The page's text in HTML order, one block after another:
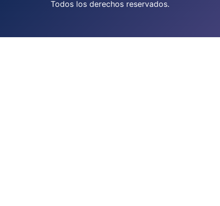
Todos los derechos reservados.